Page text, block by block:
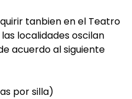
tanbien en el Teatro
localidades oscilan
acuerdo al siguiente
por silla)